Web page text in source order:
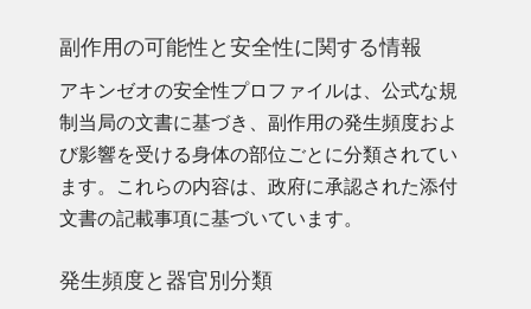
副作用の可能性と安全性に関する情報
アキンゼオの安全性プロファイルは、公式な規
制当局の文書に基づき、副作用の発生頻度およ
び影響を受ける身体の部位ごとに分類されてい
ます。これらの内容は、政府に承認された添付
文書の記載事項に基づいています。
発生頻度と器官別分類